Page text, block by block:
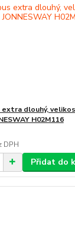
extra dlouhý,
H02M116
DPH
Přidat do